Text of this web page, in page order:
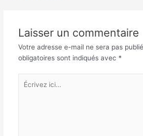
Laisser un commentaire
Votre adresse e-mail ne sera pas
obligatoires sont indiqués avec *
Écrivez
ici…